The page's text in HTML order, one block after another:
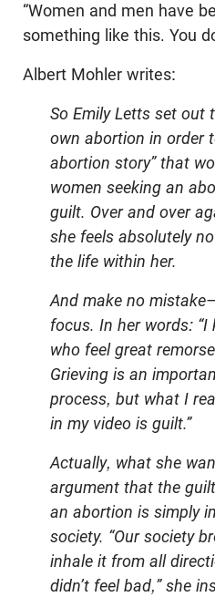
“Women and men have
something like this. You
Albert Mohler writes:
So Emily Letts set out
own abortion in order
abortion story” that
women seeking an
guilt. Over and over
she feels absolutely
the life within her.
And make no
focus. In her words:
who feel great
Grieving is an
process, but what I
in my video is guilt.”
Actually, what she
argument that the
an abortion is simply
society. “Our society
inhale it from all
didn’t feel bad,” she